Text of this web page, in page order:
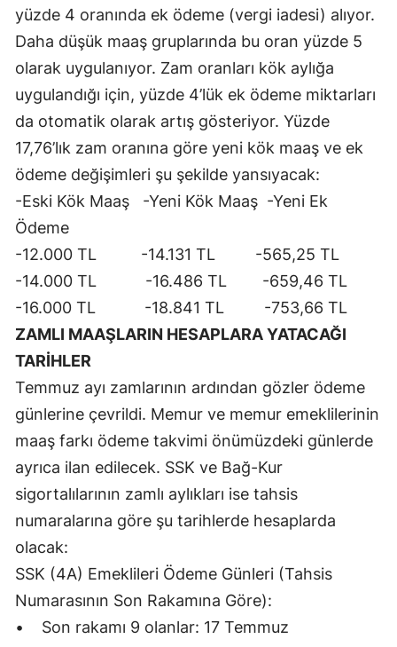
Siirt
Sinop
Sivas
Tokat
Trabzon
Tunceli
Şanlıurfa
Uşak
Yozgat
Aksaray
Bayburt
Kırıkkale
Batman
yüzde 4 oranında ek ödeme (vergi iadesi) alıyor.
Daha düşük maaş gruplarında bu oran yüzde 5
olarak uygulanıyor. Zam oranları kök aylığa
uygulandığı için, yüzde 4’lük ek ödeme miktarları
da otomatik olarak artış gösteriyor. Yüzde
17,76’lık zam oranına göre yeni kök maaş ve ek
ödeme değişimleri şu şekilde yansıyacak:
-Eski Kök Maaş -Yeni Kök Maaş -Yeni Ek
Ödeme
-12.000 TL -14.131 TL -565,25 TL
-14.000 TL -16.486 TL -659,46 TL
-16.000 TL -18.841 TL -753,66 TL
ZAMLI MAAŞLARIN HESAPLARA YATACAĞI
TARİHLER
Temmuz ayı zamlarının ardından gözler ödeme
günlerine çevrildi. Memur ve memur emeklilerinin
maaş farkı ödeme takvimi önümüzdeki günlerde
ayrıca ilan edilecek. SSK ve Bağ-Kur
sigortalılarının zamlı aylıkları ise tahsis
numaralarına göre şu tarihlerde hesaplarda
olacak:
SSK (4A) Emeklileri Ödeme Günleri (Tahsis
Numarasının Son Rakamına Göre):
• Son rakamı 9 olanlar: 17 Temmuz